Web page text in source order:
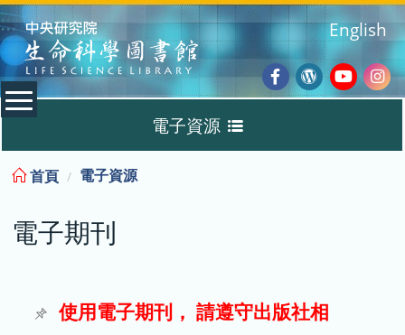
:::
Facebook
Wordpress
English
電子資源
電子期刊
首頁 電子資源
電子期刊
使用電子期刊， 請遵守出版社相